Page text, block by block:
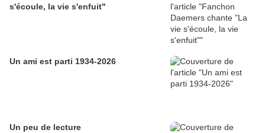
s'écoule, la vie s'enfuit"
Un ami est parti 1934-2026
Un peu de lecture